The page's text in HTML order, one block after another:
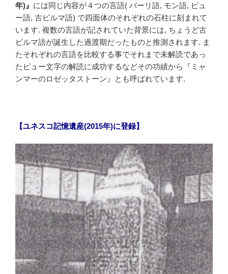
年)』 には同じ内容が４つの言語( パーリ語, モン語, ピュ
ー語, 古ビルマ語) で四面体のそれぞれの石柱に刻まれて
います. 複数の言語が記されていた背景には, ちょうど古
ビルマ語が誕生した過渡期だったものと推測されます. ま
たそれぞれの言語を比較する事でそれまで未解読であっ
たピュー文字の解読に成功するなどその功績から『ミャ
ンマーのロゼッタストーン』とも呼ばれています.
【ユネスコ記憶遺産(2015年)に登録】